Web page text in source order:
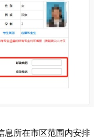
息所在市区范围内安排